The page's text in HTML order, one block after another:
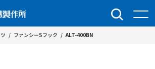
/ ファンシーSフック / ALT-400BN